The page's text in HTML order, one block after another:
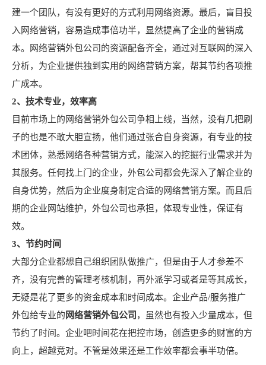
建一个团队，有没有更好的方式利用网络资源。最后，盲目投
入网络营销，容易造成事倍功半，显然提高了企业的营销成
本。网络营销外包公司的资源配备齐全，通过对互联网的深入
分析，为企业提供独到实用的网络营销方案，帮其节约各项推
广成本。
2、技术专业，效率高
目前市场上的网络营销外包公司争相上线，当然，没有几把刷
子的也是不敢大胆宣扬，他们通过张合自身资源，有专业的技
术团体，熟悉网络各种营销方式，能深入的挖掘行业需求并为
其服务。任何找上门的企业，外包公司都会先深入了解企业的
自身优势，然后为企业度身制定合适的网络营销方案。而且后
期的企业网站维护，外包公司也承担，体现专业性，保证有
效。
3、节约时间
大部分企业都想自己组织团队做推广，但是由于人才参差不
齐，没有完善的管理考核机制，再外派学习或者是等其成长，
无疑是花了更多的资金成本和时间成本。企业产品/服务推广
外包给专业的 网络营销外包公司 ，虽然也有投入少量成本，但
节约了时间。企业吧时间花在把控市场，创造更多的财富的方
向上，超越竞对。不管是效果还是工作效率都会事半功倍。